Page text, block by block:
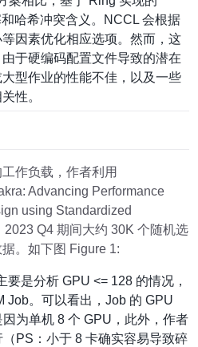
哈希冲突含义。NCCL 会根据
因素优化相应选项。然而，这
于硬编码配置文件导致的潜在
型作业的性能不佳，以及一些
性。
作负载，作者利用
Advancing Performance
using Standardized
2023 Q4 期间大约 30K 个随机选
。如下图 Figure 1:
要是分析 GPU <= 128 的情况，
Job。可以看出，Job 的 GPU
为单机 8 个 GPU，此外，作者
PS：小于 8 卡确实容易导致碎